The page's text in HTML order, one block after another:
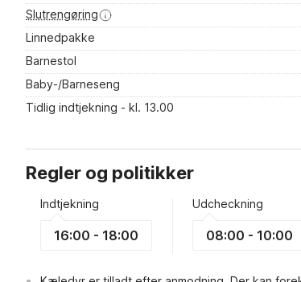
Slutrengøring
Linnedpakke
Barnestol
Baby-/Barneseng
Tidlig indtjekning - kl. 13.00
Regler og politikker
Indtjekning
16:00 - 18:00
Udcheckning
08:00 - 10:00